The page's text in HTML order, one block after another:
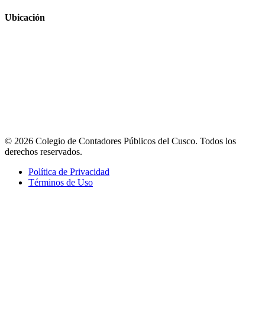
Ubicación
© 2026 Colegio de Contadores Públicos del Cusco. Todos los
derechos reservados.
Política de Privacidad
Términos de Uso